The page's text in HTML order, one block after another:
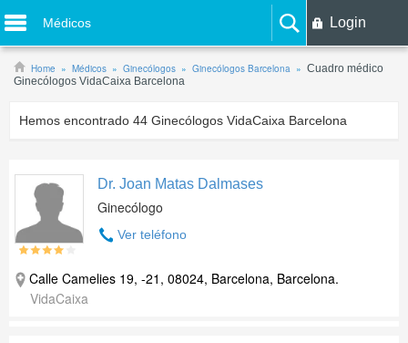
Médicos Login
Home Médicos Ginecólogos Ginecólogos Barcelona
Cuadro médico
Ginecólogos VidaCaixa Barcelona
Hemos encontrado 44 Ginecólogos VidaCaixa Barcelona
Dr. Joan Matas Dalmases
Ginecólogo
Ver teléfono
Calle Camelies 19, -21, 08024, Barcelona, Barcelona.
VidaCaixa